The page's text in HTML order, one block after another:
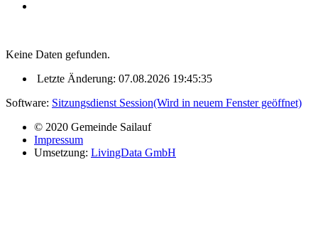
Keine Daten gefunden.
Letzte Änderung: 07.08.2026 19:45:35
Software: Sitzungsdienst Session(Wird in neuem Fenster geöffnet)
© 2020 Gemeinde Sailauf
Impressum
Umsetzung: LivingData GmbH